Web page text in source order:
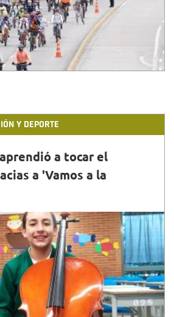
cerrados. ¡Planea tu
Y DEPORTE
a tocar el
a 'Vamos a la
a la Filarmónica' se estimula
desarrollo de competencias
y emocionales.